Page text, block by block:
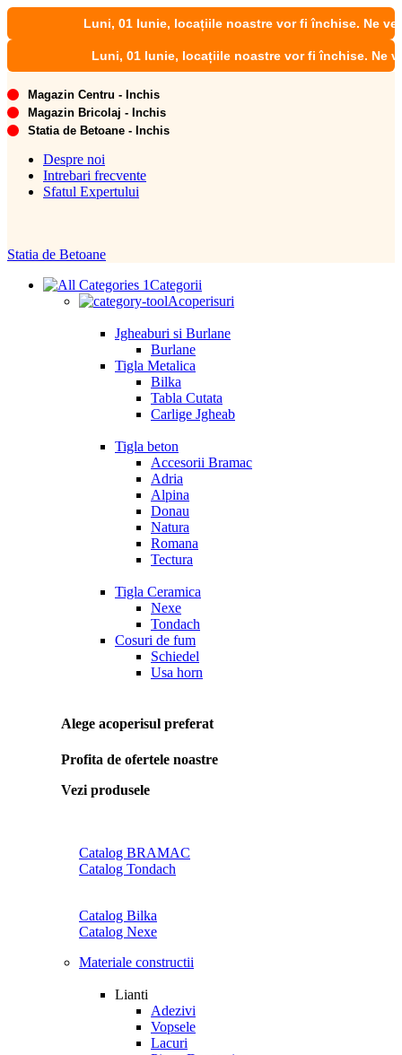
Luni, 01 Iunie, locațiile noastre vor fi închise. Ne vedem
Luni, 01 Iunie, locațiile noastre vor fi închise. Ne vedem
Magazin Centru - Inchis
Magazin Bricolaj - Inchis
Statia de Betoane - Inchis
Despre noi
Intrebari frecvente
Sfatul Expertului
Statia de Betoane
Categorii
Acoperisuri
Jgheaburi si Burlane
Burlane
Tigla Metalica
Bilka
Tabla Cutata
Carlige Jgheab
Tigla beton
Accesorii Bramac
Adria
Alpina
Donau
Natura
Romana
Tectura
Tigla Ceramica
Nexe
Tondach
Cosuri de fum
Schiedel
Usa horn
Alege acoperisul preferat
Profita de ofertele noastre
Vezi produsele
Catalog BRAMAC
Catalog Tondach
Catalog Bilka
Catalog Nexe
Materiale constructii
Lianti
Adezivi
Vopsele
Lacuri